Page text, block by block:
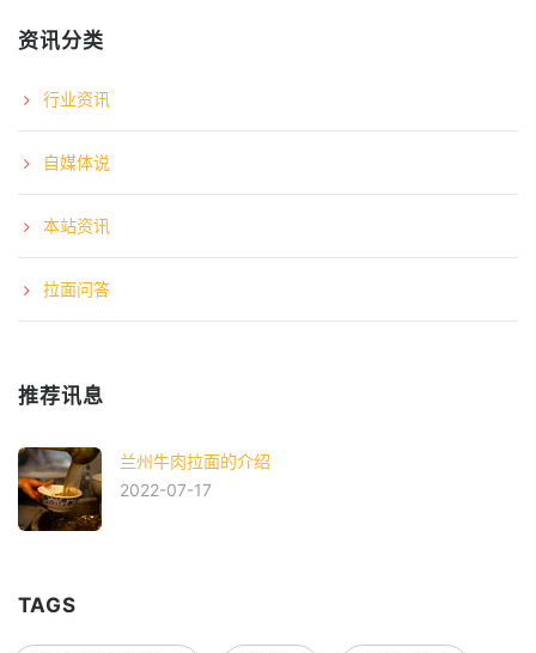
资讯分类
行业资讯
自媒体说
本站资讯
拉面问答
推荐讯息
兰州牛肉拉面的介绍
2022-07-17
TAGS